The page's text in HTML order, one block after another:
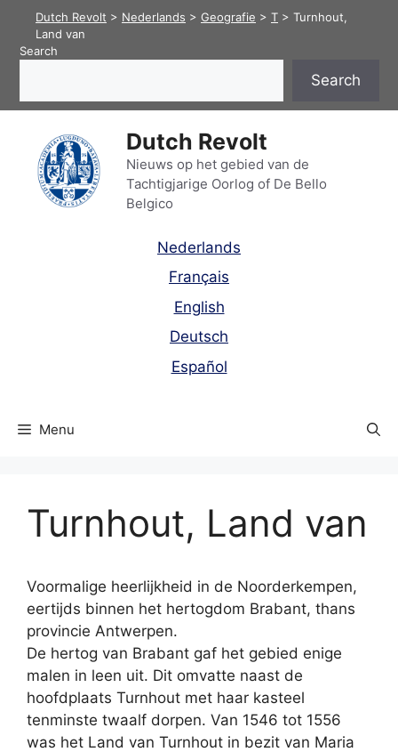
content
Dutch Revolt > Nederlands > Geografie > T > Turnhout,
Land van
Search
Search
Dutch Revolt
Nieuws op het gebied van de
Tachtigjarige Oorlog of De Bello
Belgico
Nederlands
Français
English
Deutsch
Español
Menu
Turnhout, Land van
Voormalige heerlijkheid in de Noorderkempen,
eertijds binnen het hertogdom Brabant, thans
provincie Antwerpen.
De hertog van Brabant gaf het gebied enige
malen in leen uit. Dit omvatte naast de
hoofdplaats Turnhout met haar kasteel
tenminste twaalf dorpen. Van 1546 tot 1556
was het Land van Turnhout in bezit van Maria